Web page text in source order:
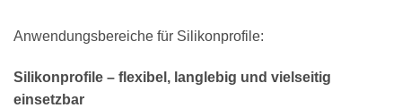
Anwendungsbereiche für Silikonprofile:
Silikonprofile – flexibel, langlebig und vielseitig
einsetzbar